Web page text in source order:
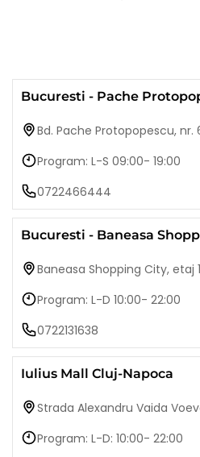
Bucuresti - Pache
Bd. Pache Protopopescu,
Program: L-S 09:00- 19:00
0722466444
Bucuresti - Baneasa
Baneasa Shopping City, etaj
Program: L-D 10:00- 22:00
0722131638
Iulius Mall Cluj-Napoca
Strada Alexandru Vaida
Program: L-D: 10:00- 22:00